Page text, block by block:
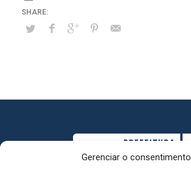
Gerenciar o consentimento